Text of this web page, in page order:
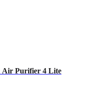
Air Purifier 4 Lite